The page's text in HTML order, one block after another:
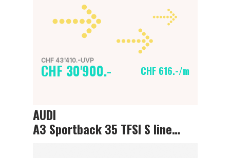
CHF 43'410.-UVP
CHF 30'900.- CHF 616.-/m
AUDI
A3 Sportback 35 TFSI S line Attraction